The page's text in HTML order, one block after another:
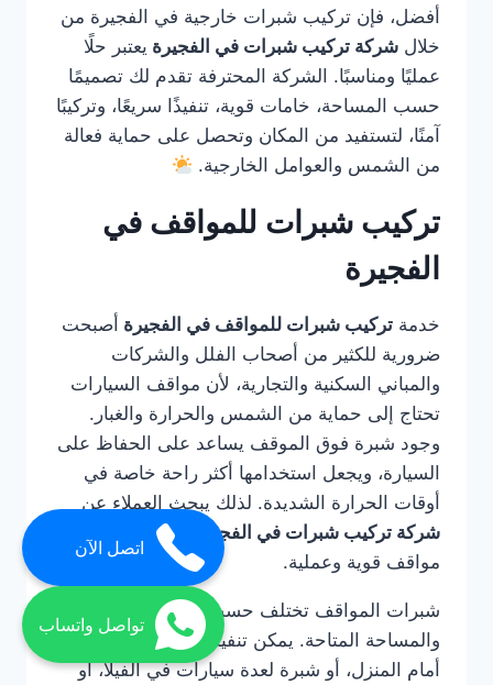
أفضل، فإن تركيب شبرات خارجية في الفجيرة من
خلال شركة تركيب شبرات في الفجيرة يعتبر حلًا
عمليًا ومناسبًا. الشركة المحترفة تقدم لك تصميمًا
حسب المساحة، خامات قوية، تنفيذًا سريعًا، وتركيبًا
آمنًا، لتستفيد من المكان وتحصل على حماية فعالة
من الشمس والعوامل الخارجية.
تركيب شبرات للمواقف في
الفجيرة
خدمة تركيب شبرات للمواقف في الفجيرة أصبحت
ضرورية للكثير من أصحاب الفلل والشركات
والمباني السكنية والتجارية، لأن مواقف السيارات
تحتاج إلى حماية من الشمس والحرارة والغبار.
وجود شبرة فوق الموقف يساعد على الحفاظ على
السيارة، ويجعل استخدامها أكثر راحة خاصة في
أوقات الحرارة الشديدة. لذلك يبحث العملاء عن
شركة تركيب شبرات في الفجيرة
لتنفيذ شبرات
مواقف قوية وعملية.
شبرات المواقف تختلف حسب عدد السيارات
والمساحة المتاحة. يمكن تنفيذ شبرة لسيارة واحدة
أمام المنزل، أو شبرة لعدة سيارات في الفيلا، أو
اتصل الآن
تواصل واتساب